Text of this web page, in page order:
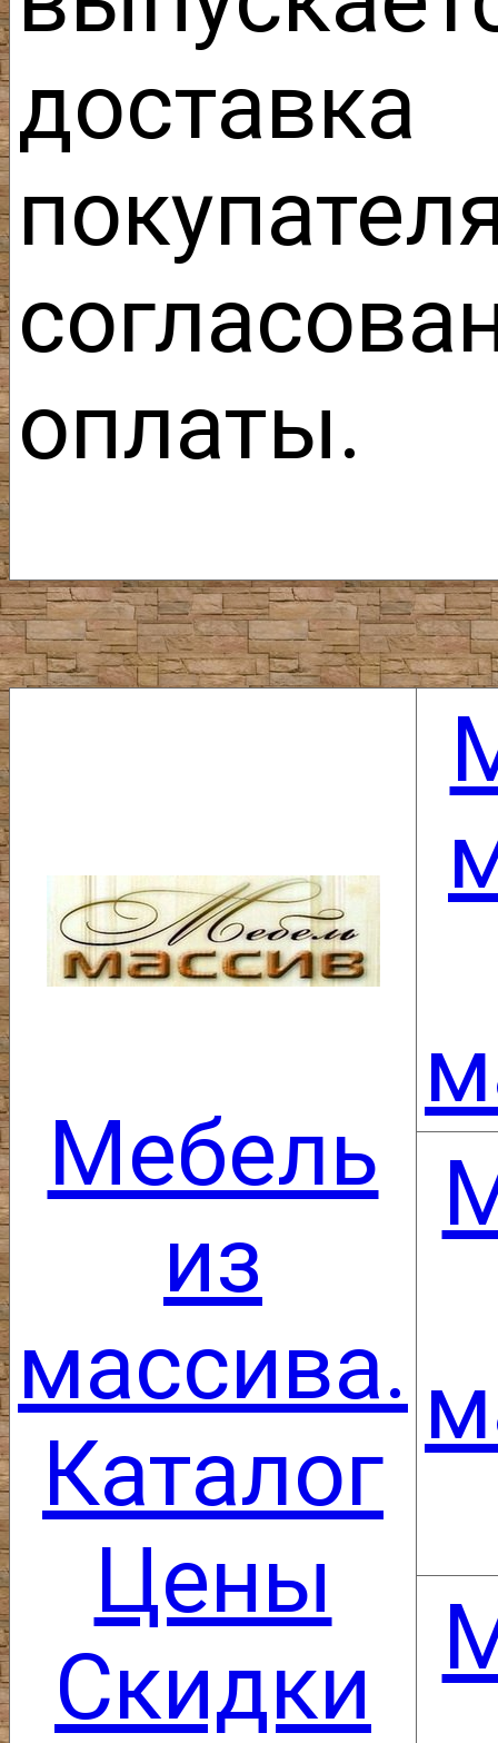
оплаты.
Мебель
из
массива.
Каталог
Цены
Скидки